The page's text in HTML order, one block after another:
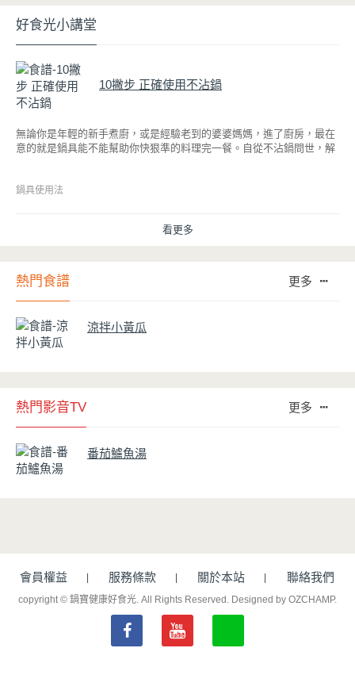
好食光小講堂
10撇步 正確使用不沾鍋
無論你是年輕的新手煮廚，或是經驗老到的婆婆媽媽，進了廚房，最在
意的就是鍋具能不能幫助你快狠準的料理完一餐。自從不沾鍋問世，解
因此金鑽不沾系列的鍋具，更年年穩居銷售排行榜的前幾名。然而如何
鍋具使用法
看更多
熱門食譜 更多
涼拌小黃瓜
熱門影音TV 更多
番茄鱸魚湯
會員權益 服務條款 關於本站 聯絡我們
copyright © 鍋寶健康好食光. All Rights Reserved. Designed by OZCHAMP.